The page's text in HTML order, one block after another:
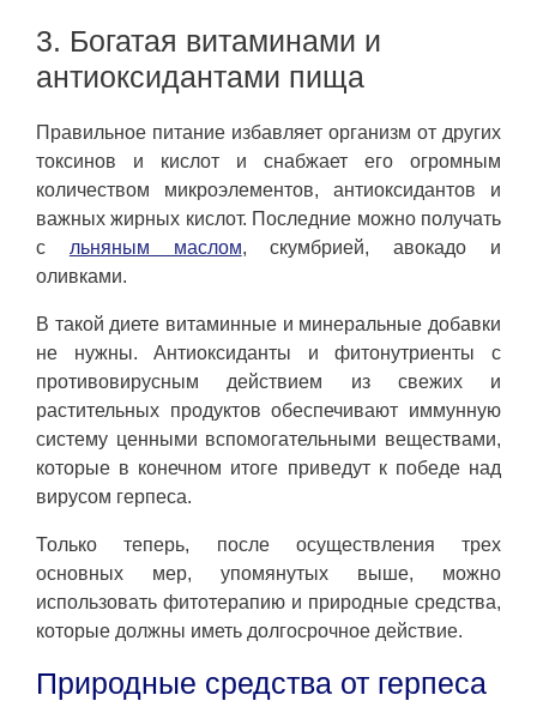
3. Богатая витаминами и
антиоксидантами пища
Правильное питание избавляет организм от других
токсинов и кислот и снабжает его огромным
количеством микроэлементов, антиоксидантов и
важных жирных кислот. Последние можно получать
с льняным маслом, скумбрией, авокадо и
оливками.
В такой диете витаминные и минеральные добавки
не нужны. Антиоксиданты и фитонутриенты с
противовирусным действием из свежих и
растительных продуктов обеспечивают иммунную
систему ценными вспомогательными веществами,
которые в конечном итоге приведут к победе над
вирусом герпеса.
Только теперь, после осуществления трех
основных мер, упомянутых выше, можно
использовать фитотерапию и природные средства,
которые должны иметь долгосрочное действие.
Природные средства от герпеса